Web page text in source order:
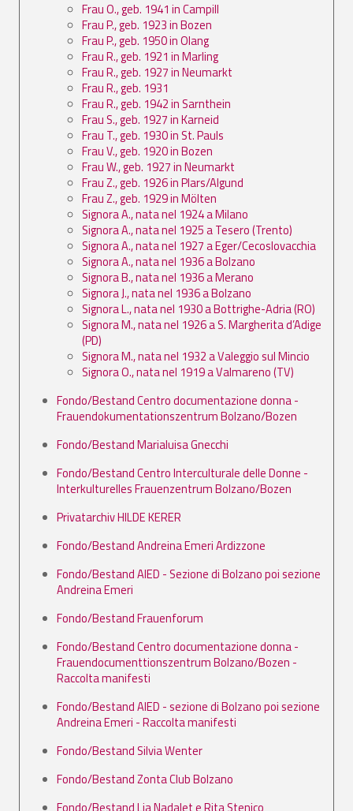
Frau O., geb. 1941 in Campill
Frau P., geb. 1923 in Bozen
Frau P., geb. 1950 in Olang
Frau R., geb. 1921 in Marling
Frau R., geb. 1927 in Neumarkt
Frau R., geb. 1931
Frau R., geb. 1942 in Sarnthein
Frau S., geb. 1927 in Karneid
Frau T., geb. 1930 in St. Pauls
Frau V., geb. 1920 in Bozen
Frau W., geb. 1927 in Neumarkt
Frau Z., geb. 1926 in Plars/Algund
Frau Z., geb. 1929 in Mölten
Signora A., nata nel 1924 a Milano
Signora A., nata nel 1925 a Tesero (Trento)
Signora A., nata nel 1927 a Eger/Cecoslovacchia
Signora A., nata nel 1936 a Bolzano
Signora B., nata nel 1936 a Merano
Signora J., nata nel 1936 a Bolzano
Signora L., nata nel 1930 a Bottrighe-Adria (RO)
Signora M., nata nel 1926 a S. Margherita d’Adige
(PD)
Signora M., nata nel 1932 a Valeggio sul Mincio
Signora O., nata nel 1919 a Valmareno (TV)
Fondo/Bestand Centro documentazione donna -
Frauendokumentationszentrum Bolzano/Bozen
Fondo/Bestand Marialuisa Gnecchi
Fondo/Bestand Centro Interculturale delle Donne -
Interkulturelles Frauenzentrum Bolzano/Bozen
Privatarchiv HILDE KERER
Fondo/Bestand Andreina Emeri Ardizzone
Fondo/Bestand AIED - Sezione di Bolzano poi sezione
Andreina Emeri
Fondo/Bestand Frauenforum
Fondo/Bestand Centro documentazione donna -
Frauendocumenttionszentrum Bolzano/Bozen -
Raccolta manifesti
Fondo/Bestand AIED - sezione di Bolzano poi sezione
Andreina Emeri - Raccolta manifesti
Fondo/Bestand Silvia Wenter
Fondo/Bestand Zonta Club Bolzano
Fondo/Bestand Lia Nadalet e Rita Stenico